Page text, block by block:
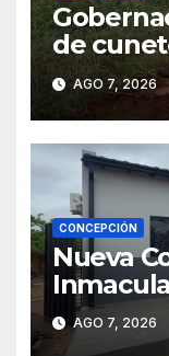
de
José
AGO 7, 2026
CONCEPCIÓN
Nueva
tras
AGO 7, 2026